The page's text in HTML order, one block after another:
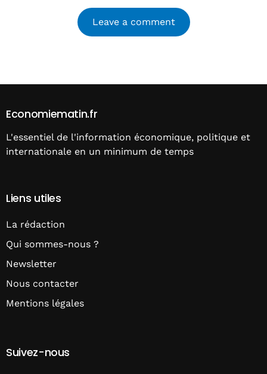
Economiematin.fr
L'essentiel de l'information économique, politique et
internationale en un minimum de temps
Liens utiles
La rédaction
Qui sommes-nous ?
Newsletter
Nous contacter
Mentions légales
Suivez-nous